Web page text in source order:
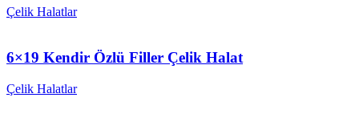
Çelik Halatlar
6×19 Kendir Özlü Filler Çelik Halat
Çelik Halatlar